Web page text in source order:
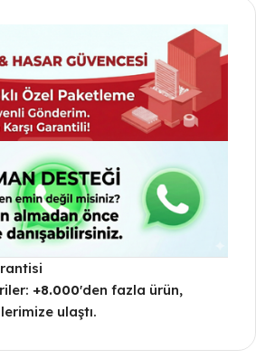
+8.000'den fazla ürün,
ulaştı.